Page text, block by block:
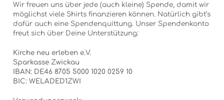
Wir freuen uns über jede (auch kleine) Spende, damit wir
möglichst viele Shirts finanzieren können. Natürlich gibt’s
dafür auch eine Spendenquittung. Unser Spendenkonto
freut sich über Deine Unterstützung:
Kirche neu erleben e.V.
Sparkasse Zwickau
IBAN: DE46 8705 5000 1020 0259 10
BIC: WELADED1ZWI